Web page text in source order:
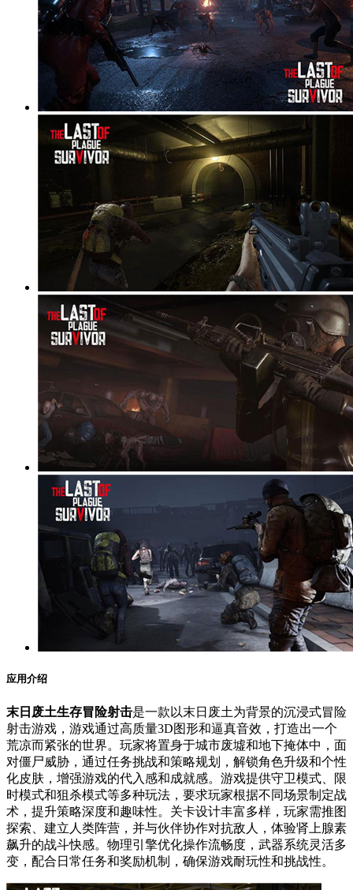
应用介绍
末日废土生存冒险射击是一款以末日废土为背景的沉浸式冒险
射击游戏，游戏通过高质量3D图形和逼真音效，打造出一个
荒凉而紧张的世界。玩家将置身于城市废墟和地下掩体中，面
对僵尸威胁，通过任务挑战和策略规划，解锁角色升级和个性
化皮肤，增强游戏的代入感和成就感。游戏提供守卫模式、限
时模式和狙杀模式等多种玩法，要求玩家根据不同场景制定战
术，提升策略深度和趣味性。关卡设计丰富多样，玩家需推图
探索、建立人类阵营，并与伙伴协作对抗敌人，体验肾上腺素
飙升的战斗快感。物理引擎优化操作流畅度，武器系统灵活多
变，配合日常任务和奖励机制，确保游戏耐玩性和挑战性。